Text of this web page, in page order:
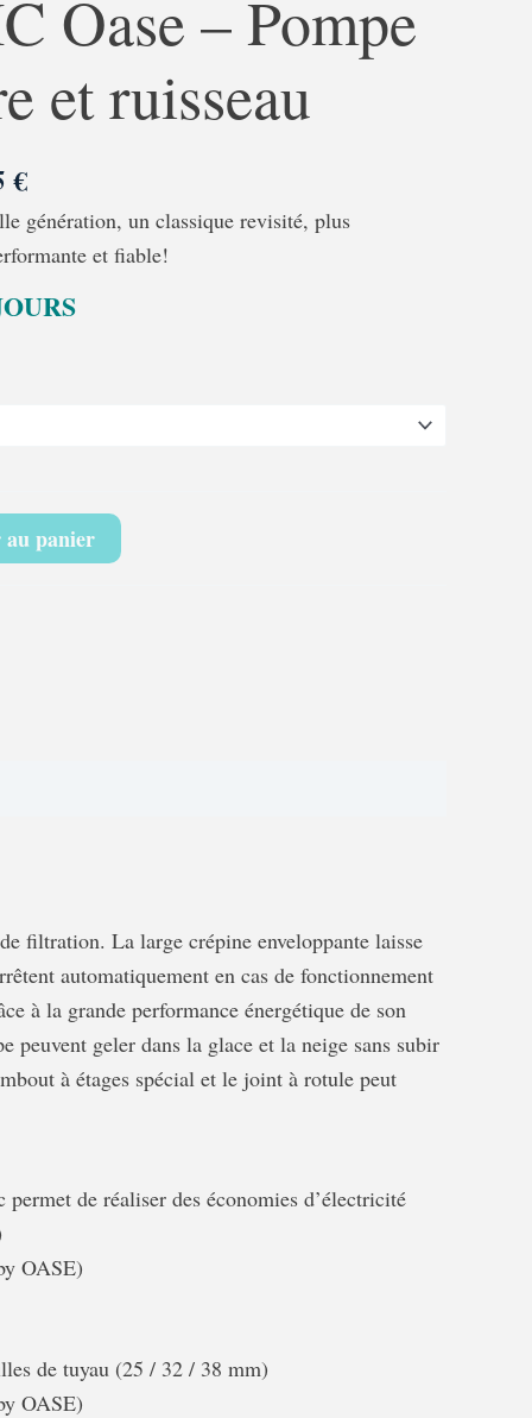
Oase – Pompe
et ruisseau
€
149,95 €
499,95 €
génération, un classique revisité, plus
et fiable!
panier
filtration. La large crépine enveloppante laisse
automatiquement en cas de fonctionnement
à la grande performance énergétique de son
peuvent geler dans la glace et la neige sans subir
à étages spécial et le joint à rotule peut
de réaliser des économies d’électricité
OASE)
de tuyau (25 / 32 / 38 mm)
OASE)